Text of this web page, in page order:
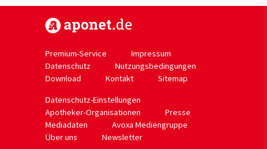
Premium-Service
Impressum
Datenschutz
Nutzungsbedingungen
Download
Kontakt
Sitemap
Datenschutz-Einstellungen
Apotheker-Organisationen
Presse
Mediadaten
Avoxa Mediengruppe
Über uns
Newsletter